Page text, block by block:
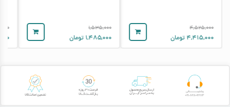
۴,۵۲۵,۰۰۰
۴,۴۱۵,۰۰۰ تومان
۱,۵۳۵,۰۰۰
۱,۴۸۵,۰۰۰ تومان